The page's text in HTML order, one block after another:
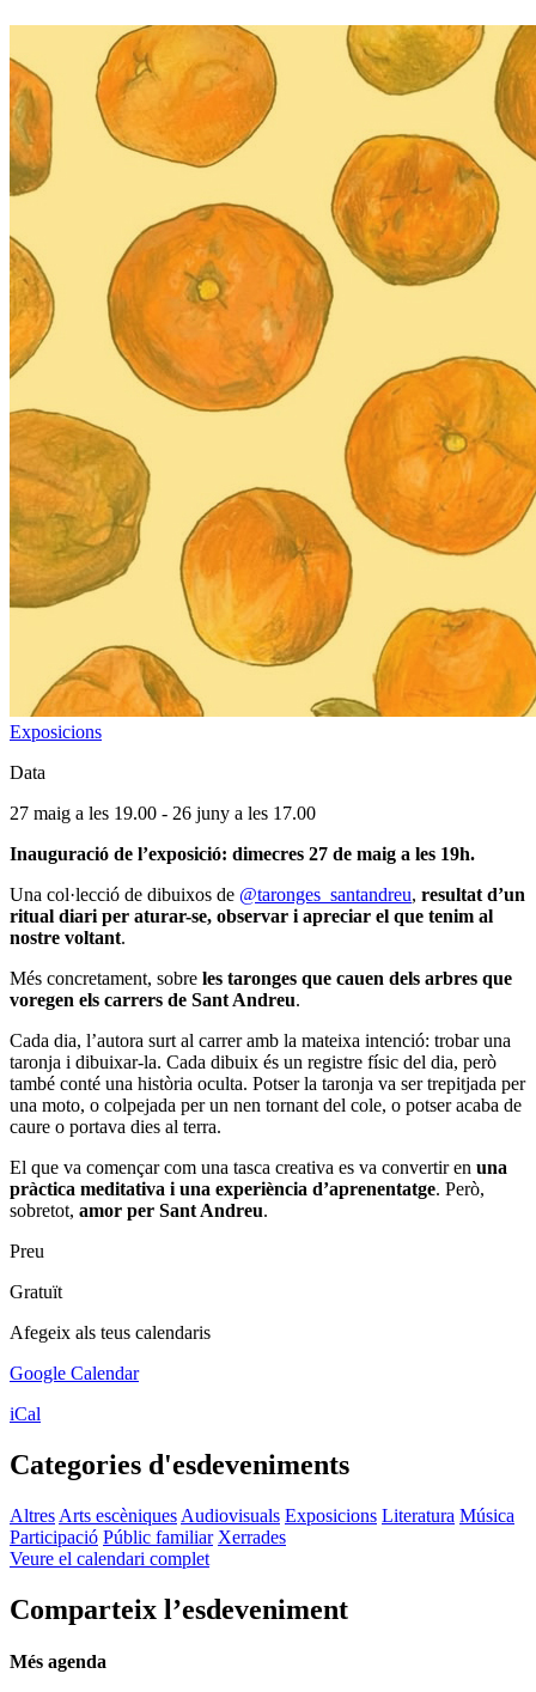
Exposicions
Data
27 maig a les 19.00 - 26 juny a les 17.00
Inauguració de l’exposició: dimecres 27 de maig a les 19h.
Una col·lecció de dibuixos de @taronges_santandreu, resultat d’un
ritual diari per aturar-se, observar i apreciar el que tenim al
nostre voltant.
Més concretament, sobre les taronges que cauen dels arbres que
voregen els carrers de Sant Andreu.
Cada dia, l’autora surt al carrer amb la mateixa intenció: trobar una
taronja i dibuixar-la. Cada dibuix és un registre físic del dia, però
també conté una història oculta. Potser la taronja va ser trepitjada per
una moto, o colpejada per un nen tornant del cole, o potser acaba de
caure o portava dies al terra.
El que va començar com una tasca creativa es va convertir en una
pràctica meditativa i una experiència d’aprenentatge. Però,
sobretot, amor per Sant Andreu.
Preu
Gratuït
Afegeix als teus calendaris
Google Calendar
iCal
Categories d'esdeveniments
Altres Arts escèniques Audiovisuals Exposicions Literatura Música
Participació Públic familiar Xerrades
Veure el calendari complet
Comparteix l’esdeveniment
Més agenda